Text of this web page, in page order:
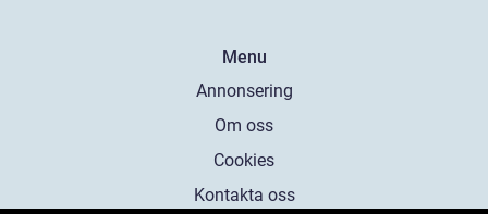
Menu
Annonsering
Om oss
Cookies
Kontakta oss